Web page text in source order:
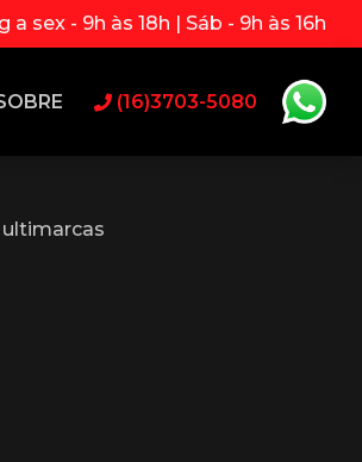
a sex - 9h às 18h | Sáb - 9h às 16h
(16)3703-5080